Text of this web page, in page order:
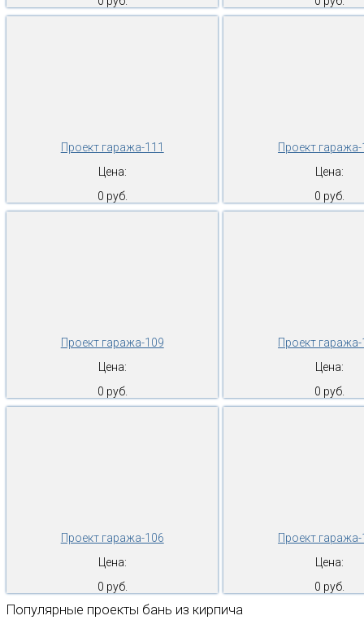
Проект гаража-111
Цена:
0 руб.
Проект
Цена:
0 руб.
Проект гаража-109
Цена:
0 руб.
Проект
Цена:
0 руб.
Проект гаража-106
Цена:
0 руб.
Проект
Цена:
0 руб.
Популярные проекты бань из кирпича